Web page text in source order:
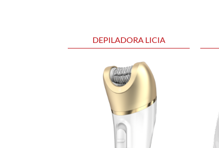
DEPILADORA LICIA